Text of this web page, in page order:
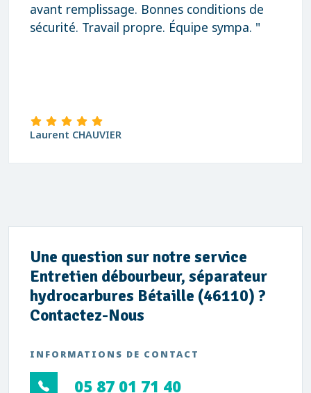
avant remplissage. Bonnes conditions de
sécurité. Travail propre. Équipe sympa. "
Laurent CHAUVIER
Une question sur notre service
Entretien débourbeur, séparateur
hydrocarbures Bétaille (46110) ?
Contactez-Nous
INFORMATIONS DE CONTACT
05 87 01 71 40